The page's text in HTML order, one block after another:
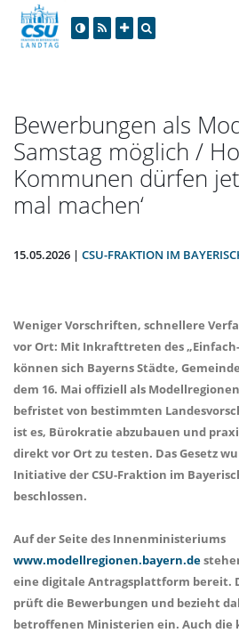
Bewerbungen als
Samstag möglich /
Kommunen dürfen
mal machen‘
15.05.2026 | CSU-FRAKTION IM
Weniger Vorschriften, schnellere
vor Ort: Mit Inkrafttreten des
können sich Bayerns Städte,
dem 16. Mai offiziell als
befristet von bestimmten
ist es, Bürokratie abzubauen und
direkt vor Ort zu testen. Das Gesetz
Initiative der CSU-Fraktion im
beschlossen.
Auf der Seite des Innenministeriums
www.modellregionen.bayern.de
eine digitale Antragsplattform bereit.
prüft die Bewerbungen und bezieht
betroffenen Ministerien ein. Auch die